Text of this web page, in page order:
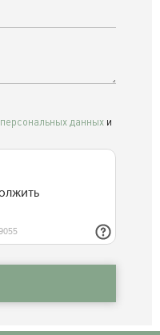
персональных данных и